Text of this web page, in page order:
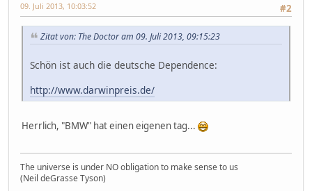
#2
09. Juli 2013, 10:03:52
Zitat von: The Doctor am 09. Juli 2013, 09:15:23
Schön ist auch die deutsche Dependence:
http://www.darwinpreis.de/
Herrlich, "BMW" hat einen eigenen tag...
The universe is under NO obligation to make sense to us
(Neil deGrasse Tyson)